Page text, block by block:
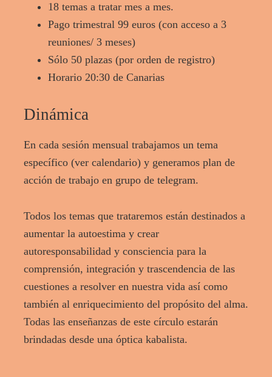
18 temas a tratar mes a mes.
Pago trimestral 99 euros (con acceso a 3
reuniones/ 3 meses)
Sólo 50 plazas (por orden de registro)
Horario 20:30 de Canarias
Dinámica
En cada sesión mensual trabajamos un tema
específico (ver calendario) y generamos plan de
acción de trabajo en grupo de telegram.
Todos los temas que trataremos están destinados a
aumentar la autoestima y crear
autoresponsabilidad y consciencia para la
comprensión, integración y trascendencia de las
cuestiones a resolver en nuestra vida así como
también al enriquecimiento del propósito del alma.
Todas las enseñanzas de este círculo estarán
brindadas desde una óptica kabalista.